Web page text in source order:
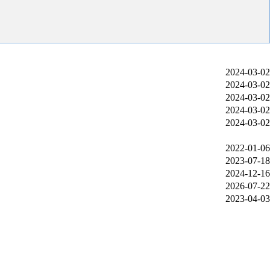
2024-03-02
2024-03-02
2024-03-02
2024-03-02
2024-03-02
2022-01-06
2023-07-18
2024-12-16
2026-07-22
2023-04-03